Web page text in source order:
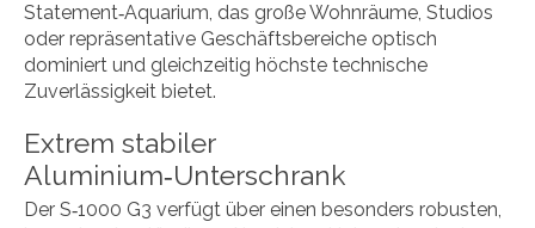
Statement‑Aquarium, das große Wohnräume, Studios
oder repräsentative Geschäftsbereiche optisch
dominiert und gleichzeitig höchste technische
Zuverlässigkeit bietet.
Extrem stabiler
Aluminium‑Unterschrank
Der S‑1000 G3 verfügt über einen besonders robusten,